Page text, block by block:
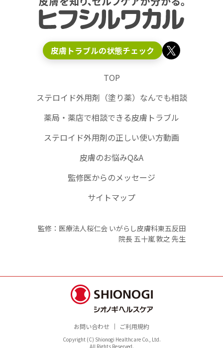
皮膚トラブルの状態チェック
TOP
ステロイド外用剤（塗り薬）なんでも相談
薬局・薬店で相談できる皮膚トラブル
ステロイド外用剤の正しい使い方動画
皮膚のお悩みQ&A
監修医からのメッセージ
サイトマップ
監修：医療法人桜仁会 いがらし皮膚科東五反田
院長 五十嵐 敦之 先生
お問い合わせ ご利用規約
Copyright (C) Shionogi Healthcare Co., Ltd.
All Rights Reserved.